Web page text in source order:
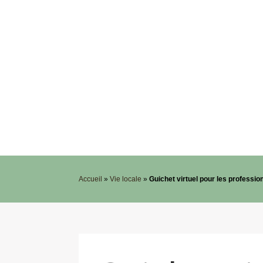
Accueil »Vie locale »Guichet virtuel pour les